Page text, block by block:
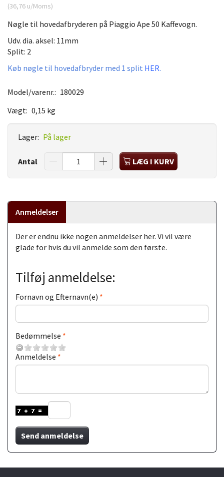
(36,76 u/Moms)
Nøgle til hovedafbryderen på Piaggio Ape 50 Kaffevogn.
Udv. dia. aksel: 11mm
Split: 2
Køb nøgle til hovedafbryder med 1 split HER.
Model/varenr.: 180029
Vægt: 0,15 kg
Lager: På lager
Antal LÆG I KURV
Anmeldelser
Der er endnu ikke nogen anmeldelser her. Vi vil være
glade for hvis du vil anmelde som den første.
Tilføj anmeldelse:
Fornavn og Efternavn(e)
Bedømmelse
Anmeldelse
Send anmeldelse